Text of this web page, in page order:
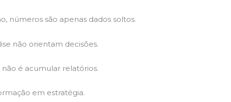
números são apenas dados soltos.
não orientam decisões.
não é acumular relatórios.
em estratégia.